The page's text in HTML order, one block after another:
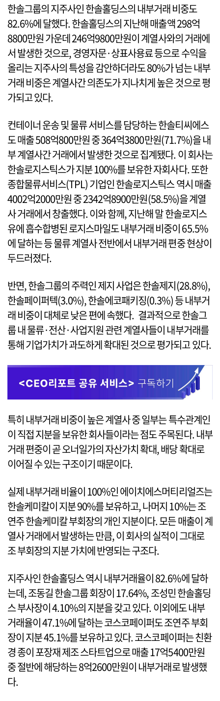
한솔그룹의 지주사인 한솔홀딩스의 내부거래 비중도
82.6%에 달했다. 한솔홀딩스의 지난해 매출액 298억
8800만원 가운데 246억9800만원이 계열사와의 거래에
서 발생한 것으로, 경영자문·상표사용료 등으로 수익을
올리는 지주사의 특성을 감안하더라도 80%가 넘는 내부
거래 비중은 계열사간 의존도가 지나치게 높은 것으로 평
가되고 있다.
컨테이너 운송 및 물류 서비스를 담당하는 한솔티씨에스
도 매출 508억800만원 중 364억3800만원(71.7%)을 내
부 계열사간 거래에서 발생한 것으로 집계됐다. 이 회사는
한솔로지스틱스가 지분 100%를 보유한 자회사다. 또한
종합물류서비스(TPL) 기업인 한솔로지스틱스 역시 매출
4002억2000만원 중 2342억8900만원(58.5%)을 계열
사 거래에서 창출했다. 이와 함께, 지난해 말 한솔로지스
유에 흡수합병된 로지스마일도 내부거래 비중이 65.5%
에 달하는 등 물류 계열사 전반에서 내부거래 편중 현상이
두드러졌다.
반면, 한솔그룹의 주력인 제지 사업은 한솔제지(28.8%),
한솔페이퍼텍(3.0%), 한솔에코패키징(0.3%) 등 내부거
래 비중이 대체로 낮은 편에 속했다. 결과적으로 한솔그
룹 내 물류·전산·사업지원 관련 계열사들이 내부거래를
통해 기업가치가 과도하게 확대된 것으로 평가되고 있다.
특히 내부거래 비중이 높은 계열사 중 일부는 특수관계인
이 직접 지분을 보유한 회사들이라는 점도 주목된다. 내부
거래 편중이 곧 오너일가의 자산가치 확대, 배당 확대로
이어질 수 있는 구조이기 때문이다.
실제 내부거래 비율이 100%인 에이치에스머티리얼즈는
한솔케미칼이 지분 90%를 보유하고, 나머지 10%는 조
연주 한솔케미칼 부회장의 개인 지분이다. 모든 매출이 계
열사 거래에서 발생하는 만큼, 이 회사의 실적이 그대로
조 부회장의 지분 가치에 반영되는 구조다.
지주사인 한솔홀딩스 역시 내부거래율이 82.6%에 달하
는데, 조동길 한솔그룹 회장이 17.64%, 조성민 한솔홀딩
스 부사장이 4.10%의 지분을 갖고 있다. 이외에도 내부
거래율이 47.1%에 달하는 코스코페이퍼도 조연주 부회
장이 지분 45.1%를 보유하고 있다. 코스코페이퍼는 친환
경 종이 포장재 제조 스타트업으로 매출 17억5400만원
중 절반에 해당하는 8억2600만원이 내부거래로 발생했
다.